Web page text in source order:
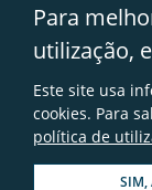
Para
utilização,
Este site usa
cookies. Para
política de
SIM,
Glossário
Mapa do sítio
Links úteis
Avisos legais